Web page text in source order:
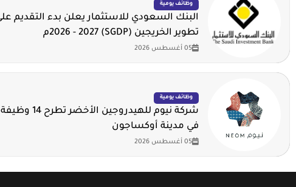
وظائف يومية
البنك السعودي للاستثمار يعلن بدء التقديم
تطوير الخريجين (SGDP) 2026 - 2027م
05 أغسطس 2026
وظائف يومية
شركة نيوم للهيدروجين
في مدينة أوكساجون
05 أغسطس 2026